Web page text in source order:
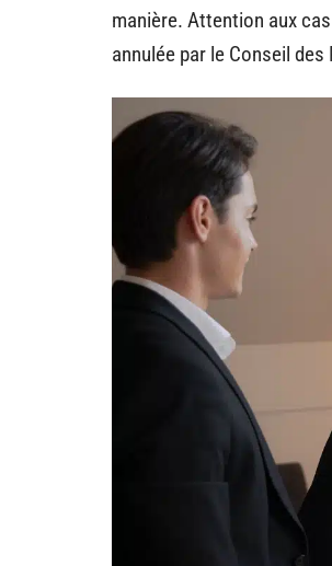
manière. Attention aux
annulée par le Conseil